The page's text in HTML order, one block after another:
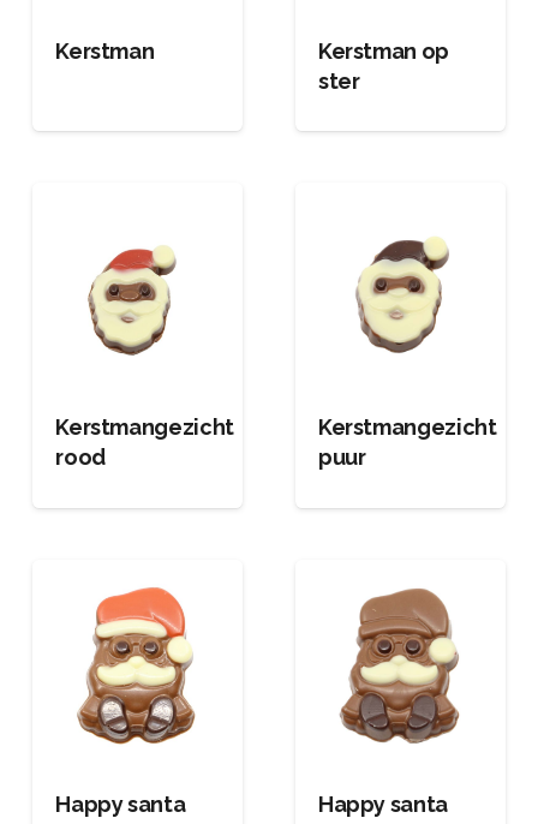
Kerstman
Kerstman op
ster
Kerstmangezicht
rood
Kerstmangezicht
puur
Happy santa
Happy santa